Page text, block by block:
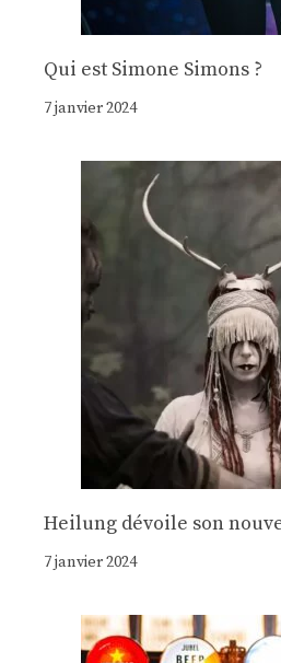
Qui est Simone Simons ?
7 janvier 2024
Heilung dévoile son
7 janvier 2024